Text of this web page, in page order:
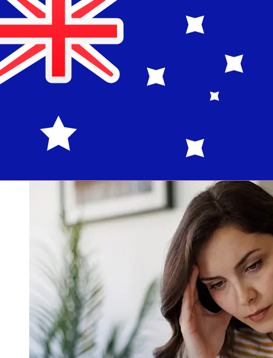
從Republic Bank BVI USD到AUD轉帳
速度有多快？
從美國到Republic Bank BVI 澳洲國際轉帳的到帳時間取決
作天。銀行假日和安檢等因素也可能影響送貨。查看
Republic Bank (BVI)的截止時間，以避免延誤。